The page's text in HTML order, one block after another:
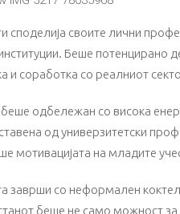
споделија своите лични
Беше потенцирано
и соработка со реалниот
одбележан со висока
од универзитетски
мотивацијата на младите
заврши со неформален
беше не само можност